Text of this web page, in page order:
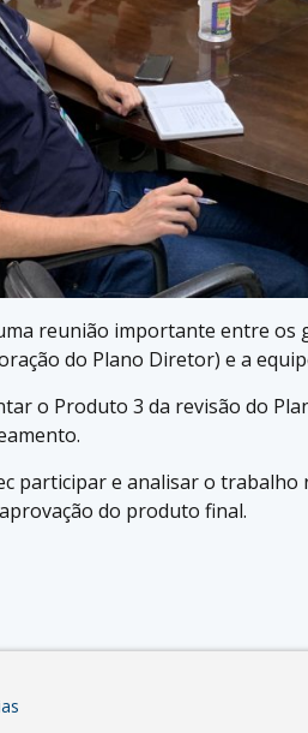
reunião importante entre os
do Plano Diretor) e a
o Produto 3 da revisão do
participar e analisar o
do produto final.